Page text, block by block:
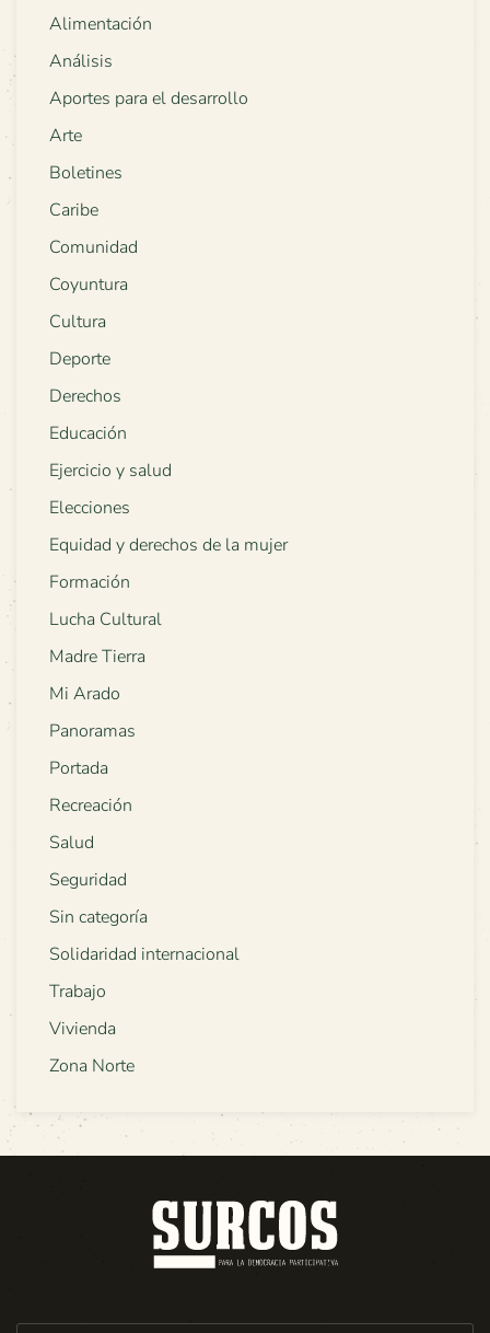
Alimentación
Análisis
Aportes para el desarrollo
Arte
Boletines
Caribe
Comunidad
Coyuntura
Cultura
Deporte
Derechos
Educación
Ejercicio y salud
Elecciones
Equidad y derechos de la mujer
Formación
Lucha Cultural
Madre Tierra
Mi Arado
Panoramas
Portada
Recreación
Salud
Seguridad
Sin categoría
Solidaridad internacional
Trabajo
Vivienda
Zona Norte